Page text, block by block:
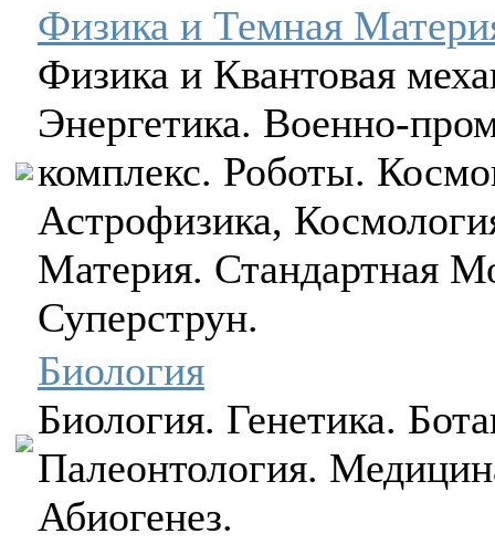
Физика и Темная
Физика и Квантовая
Энергетика. Военно-
комплекс. Роботы.
Астрофизика,
Материя. Стандартная
Суперструн.
Биология
Биология. Генетика.
Палеонтология.
Абиогенез.